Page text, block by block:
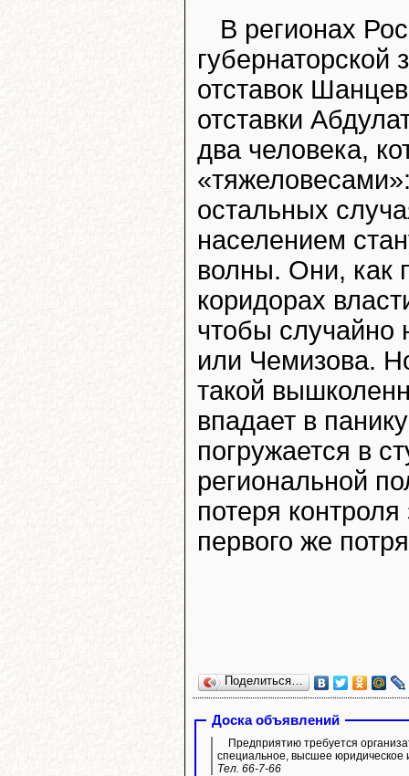
В регионах
губернаторской
отставок
отставки
два человека,
остальных
населением
волны. Они, как
коридорах
чтобы случайно
или Чемизова.
такой
впадает в
погружается в
региональной
потеря
первого же
Поделиться…
Доска объявлений
Предприятию требуется
специальное, высшее юридическое
Тел. 66-7-66